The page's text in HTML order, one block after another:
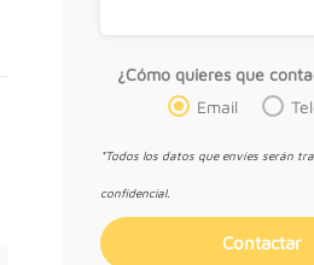
¿Cómo quieres que
Email
*Todos los datos que envíes serán
confidencial.